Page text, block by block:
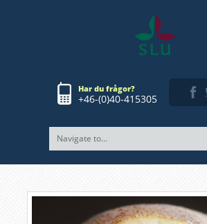
Har du frågor?
+46-(0)40-415305